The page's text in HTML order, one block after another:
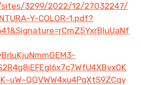
3299/2022/12/27032247/
Y-COLOR-1.pdf?